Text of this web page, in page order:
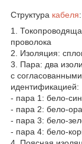
Структура кабеля:
1.
проволока
2. Изоляция:
3. Пара: два
с
идентификацией:
- пара 1: бело-
- пара 2: бело-
- пара 3: бело-
- пара 4: бело-